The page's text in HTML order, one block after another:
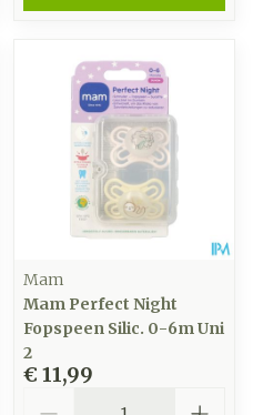
Mam
Mam Perfect Night
Fopspeen Silic. 0-6m Uni
2
€ 11,99